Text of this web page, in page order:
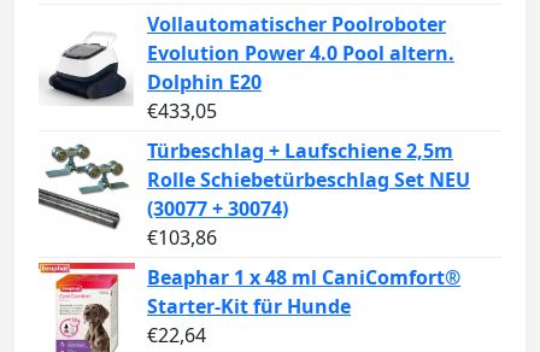
Vollautomatischer Poolroboter
Evolution Power 4.0 Pool altern.
Dolphin E20
€433,05
Türbeschlag + Laufschiene 2,5m
Rolle Schiebetürbeschlag Set NEU
(30077 + 30074)
€103,86
Beaphar 1 x 48 ml CaniComfort®
Starter-Kit für Hunde
€22,64